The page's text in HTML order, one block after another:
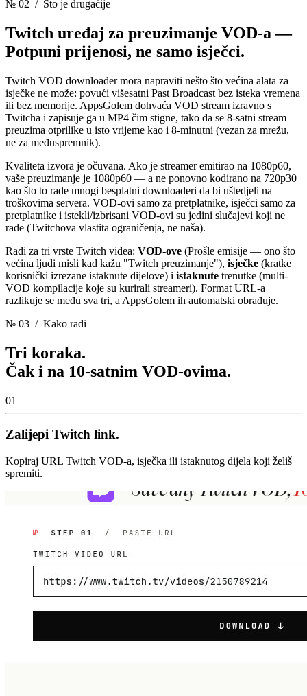
№ 02 / Što je drugačije
Twitch uređaj za preuzimanje VOD-a —
Potpuni prijenosi, ne samo isječci.
Twitch VOD downloader mora napraviti nešto što većina alata za
isječke ne može: povući višesatni Past Broadcast bez isteka vremena
ili bez memorije. AppsGolem dohvaća VOD stream izravno s
Twitcha i zapisuje ga u MP4 čim stigne, tako da se 8-satni stream
preuzima otprilike u isto vrijeme kao i 8-minutni (vezan za mrežu,
ne za međuspremnik).
Kvaliteta izvora je očuvana. Ako je streamer emitirao na 1080p60,
vaše preuzimanje je 1080p60 — a ne ponovno kodirano na 720p30
kao što to rade mnogi besplatni downloaderi da bi uštedjeli na
troškovima servera. VOD-ovi samo za pretplatnike, isječci samo za
pretplatnike i istekli/izbrisani VOD-ovi su jedini slučajevi koji ne
rade (Twitchova vlastita ograničenja, ne naša).
Radi za tri vrste Twitch videa: VOD-ove (Prošle emisije — ono što
većina ljudi misli kad kažu "Twitch preuzimanje"), isječke (kratke
korisnički izrezane istaknute dijelove) i istaknute trenutke (multi-
VOD kompilacije koje su kurirali streameri). Format URL-a
razlikuje se među sva tri, a AppsGolem ih automatski obrađuje.
№ 03 / Kako radi
Tri koraka.
Čak i na 10-satnim VOD-ovima.
01
Zalijepi Twitch link.
Kopiraj URL Twitch VOD-a, isječka ili istaknutog dijela koji želiš
spremiti.